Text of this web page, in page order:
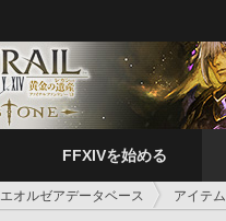
FFXIVを始める
エオルゼアデータベース アイテム